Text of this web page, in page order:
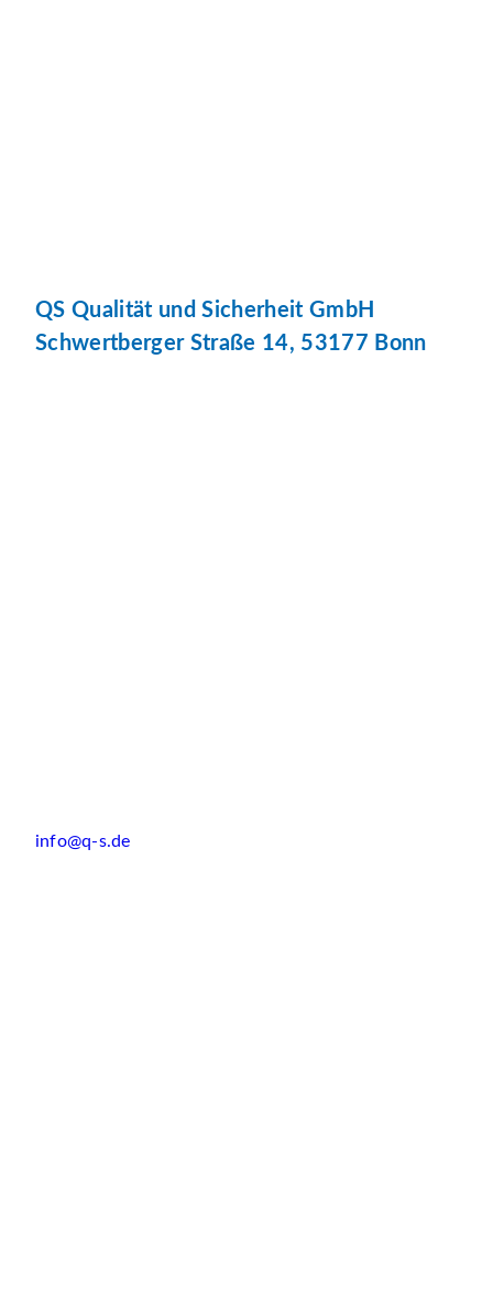
QS Qualität und Sicherheit GmbH
Schwertberger Straße 14, 53177 Bonn
info@q-s.de